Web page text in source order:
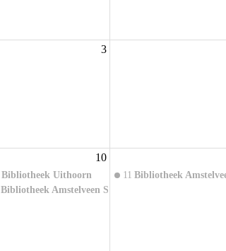
3
10
Bibliotheek Uithoorn
Bibliotheek Amstelveen Stadsplein
11 Bibliotheek